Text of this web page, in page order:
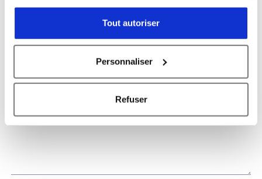
Tout autoriser
Personnaliser
Refuser
Message